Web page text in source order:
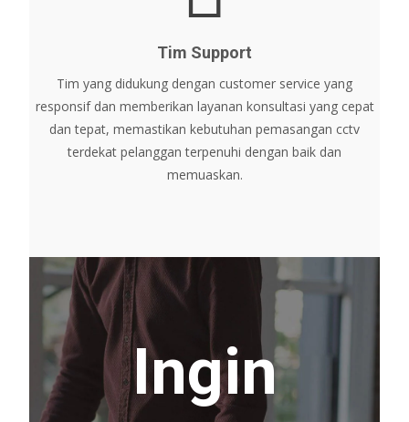
Tim Support
Tim yang didukung dengan customer service yang
responsif dan memberikan layanan konsultasi yang cepat
dan tepat, memastikan kebutuhan pemasangan cctv
terdekat pelanggan terpenuhi dengan baik dan
memuaskan.
Ingin